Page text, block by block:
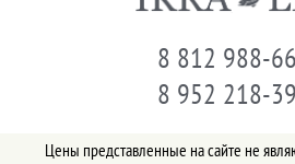
8 812 988-
8 952 218-
Цены представленные на сайте не